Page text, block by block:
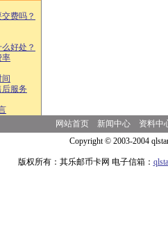
费吗？
好处？
率
服务
网站首页 新闻中心
资料中
Copyright © 2003-2004
版权所有：其乐邮币卡网 电子信箱：